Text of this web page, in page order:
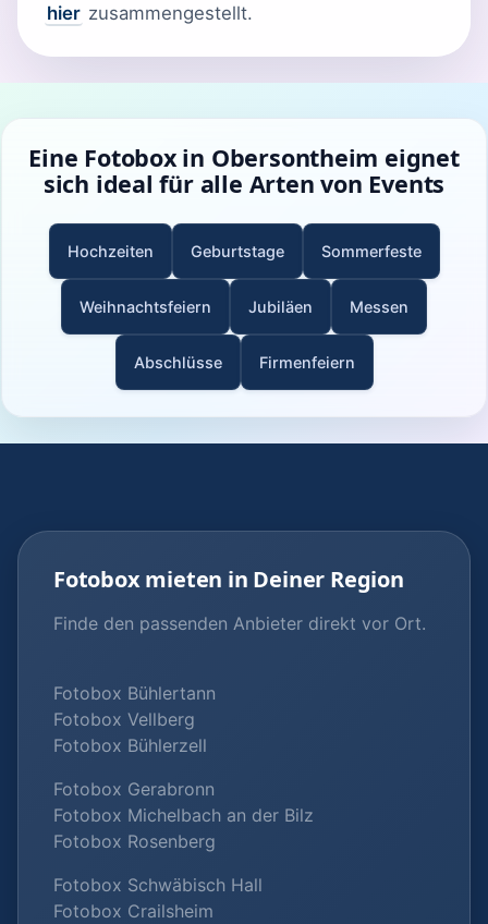
hier zusammengestellt.
Eine Fotobox in Obersontheim eignet
sich ideal für alle Arten von Events
Hochzeiten Geburtstage Sommerfeste
Weihnachtsfeiern Jubiläen Messen
Abschlüsse Firmenfeiern
Fotobox mieten in Deiner Region
Finde den passenden Anbieter direkt vor Ort.
Fotobox Bühlertann
Fotobox Vellberg
Fotobox Bühlerzell
Fotobox Gerabronn
Fotobox Michelbach an der Bilz
Fotobox Rosenberg
Fotobox Schwäbisch Hall
Fotobox Crailsheim